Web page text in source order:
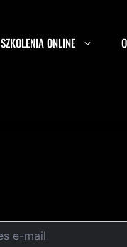
SZKOLENIA ONLINE